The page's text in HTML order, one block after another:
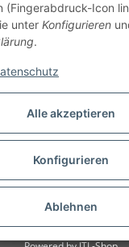
Alle akzeptieren
Konfigurieren
Ablehnen
(Fingerabdruck-Icon
unter Konfigurieren
.
Sie mir
regelmäßig und
Ihrem
Vertrag widerrufen
USt., zzgl.Versand